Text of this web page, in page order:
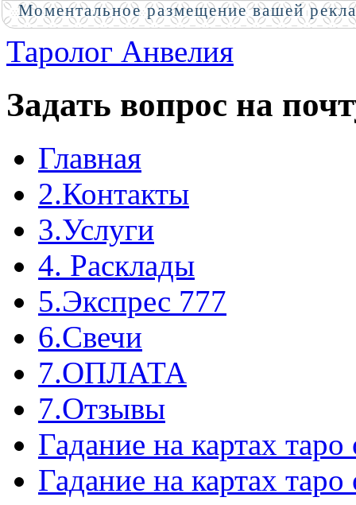
Таролог Анвелия
Задать вопрос на
Главная
2.Контакты
3.Услуги
4. Расклады
5.Экспрес 777
6.Свечи
7.ОПЛАТА
7.Отзывы
Гадание на картах
Гадание на картах
Моментальное размещение вашей